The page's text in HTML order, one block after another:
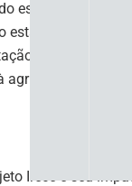
esse
da Bahia”,
de
agricultura
Irecê é seu